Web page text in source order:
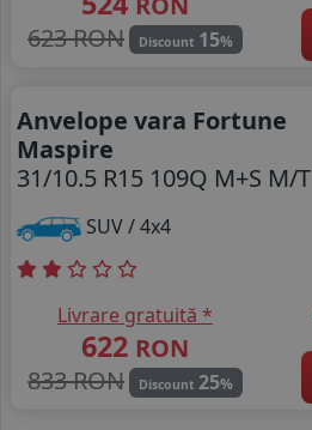
623 RON
Discount 15%
Anvelope vara Fortune
Maspire
31/10.5 R15 109Q M+S M/T
SUV / 4x4
Livrare gratuită *
622 RON
833 RON
Discount 25%